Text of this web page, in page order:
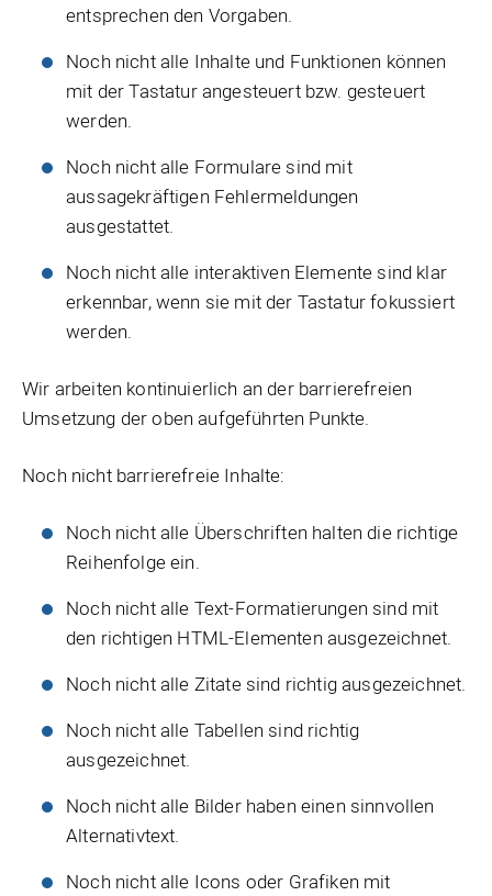
entsprechen den Vorgaben.
Noch nicht alle Inhalte und Funktionen können
mit der Tastatur angesteuert bzw. gesteuert
werden.
Noch nicht alle Formulare sind mit
aussagekräftigen Fehlermeldungen
ausgestattet.
Noch nicht alle interaktiven Elemente sind klar
erkennbar, wenn sie mit der Tastatur fokussiert
werden.
Wir arbeiten kontinuierlich an der barrierefreien
Umsetzung der oben aufgeführten Punkte.
Noch nicht barrierefreie Inhalte:
Noch nicht alle Überschriften halten die richtige
Reihenfolge ein.
Noch nicht alle Text-Formatierungen sind mit
den richtigen HTML-Elementen ausgezeichnet.
Noch nicht alle Zitate sind richtig ausgezeichnet.
Noch nicht alle Tabellen sind richtig
ausgezeichnet.
Noch nicht alle Bilder haben einen sinnvollen
Alternativtext.
Noch nicht alle Icons oder Grafiken mit